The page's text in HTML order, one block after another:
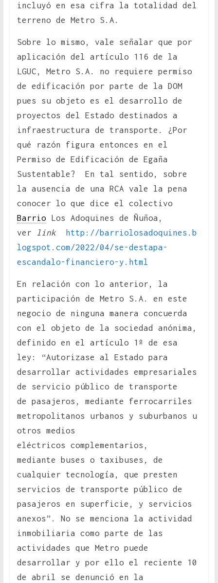
incluyó en esa cifra la totalidad del
terreno de Metro S.A.
Sobre lo mismo, vale señalar que por
aplicación del artículo 116 de la
LGUC, Metro S.A. no requiere permiso
de edificación por parte de la DOM
pues su objeto es el desarrollo de
proyectos del Estado destinados a
infraestructura de transporte. ¿Por
qué razón figura entonces en el
Permiso de Edificación de Egaña
Sustentable? En tal sentido, sobre
la ausencia de una RCA vale la pena
conocer lo que dice el colectivo
BarrioLos Adoquines de Ñuñoa,
ver link
http://barriolosadoquines.b
logspot.com/2022/04/se-destapa-
escandalo-financiero-y.html
En relación con lo anterior, la
participación de Metro S.A. en este
negocio de ninguna manera concuerda
con el objeto de la sociedad anónima,
definido en el artículo 1º de esa
ley: “Autorizase al Estado para
desarrollar actividades empresariales
de servicio público de transporte
de pasajeros, mediante ferrocarriles
metropolitanos urbanos y suburbanos u
otros medios
eléctricos complementarios,
mediante buses o taxibuses, de
cualquier tecnología, que presten
servicios de transporte público de
pasajeros en superficie, y servicios
anexos”. No se menciona la actividad
inmobiliaria como parte de las
actividades que Metro puede
desarrollar y por ello el reciente 10
de abril se denunció en la